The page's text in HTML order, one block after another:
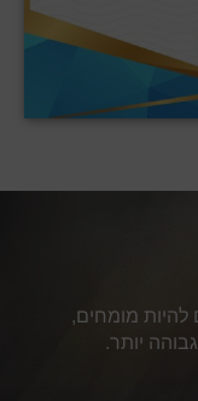
מומחים,
יותר.